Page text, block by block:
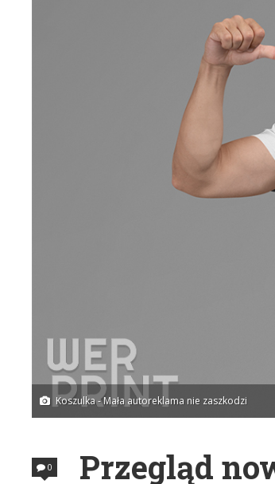
Koszulka - Mała autoreklama nie zaszkodzi
Przegląd
0